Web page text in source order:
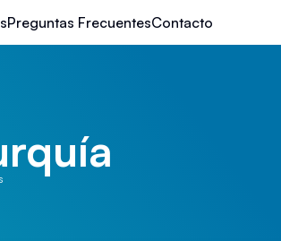
Preguntas FrecuentesContacto